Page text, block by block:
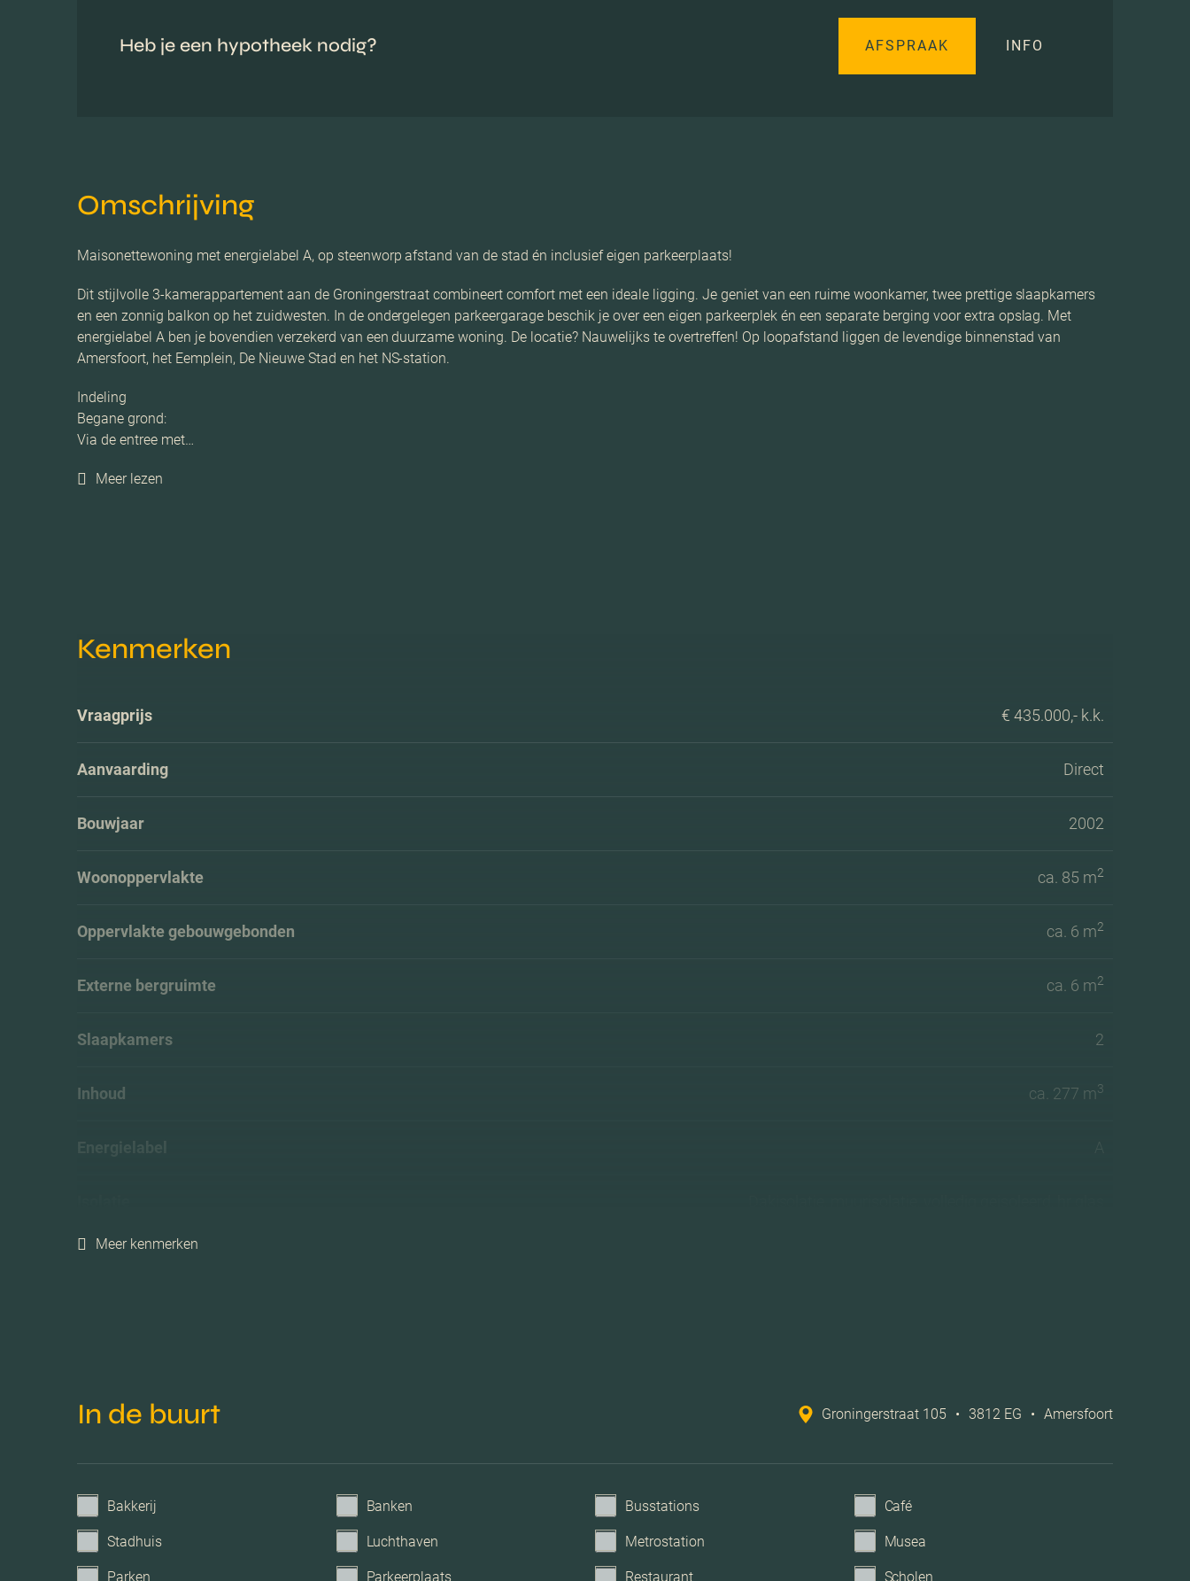
Heb je een hypotheek nodig? AFSPRAAK INFO
Omschrijving
Maisonettewoning met energielabel A, op steenworp afstand van de stad én inclusief eigen parkeerplaats!
Dit stijlvolle 3-kamerappartement aan de Groningerstraat combineert comfort met een ideale ligging. Je geniet van een ruime woonkamer, twee prettige slaapkamers
en een zonnig balkon op het zuidwesten. In de ondergelegen parkeergarage beschik je over een eigen parkeerplek én een separate berging voor extra opslag. Met
energielabel A ben je bovendien verzekerd van een duurzame woning. De locatie? Nauwelijks te overtreffen! Op loopafstand liggen de levendige binnenstad van
Amersfoort, het Eemplein, De Nieuwe Stad en het NS-station.
Indeling
Begane grond:
Via de entree met…
Meer lezen
Kenmerken
Vraagprijs € 435.000,- k.k.
Aanvaarding Direct
Bouwjaar 2002
Woonoppervlakte ca. 85 m2
Oppervlakte gebouwgebonden ca. 6 m2
Externe bergruimte ca. 6 m2
Slaapkamers 2
Inhoud ca. 277 m3
Energielabel
Verwarming
Garage Parkeerplaats
Meer kenmerken
In de buurt Groningerstraat 105 • 3812 EG • Amersfoort
Bakkerij Banken Busstations Café
Stadhuis Luchthaven Metrostation Musea
Parken Parkeerplaats Restaurant Scholen